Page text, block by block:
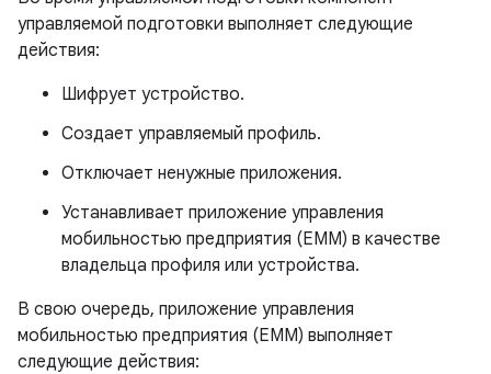
управляемой подготовки выполняет следующие
действия:
Шифрует устройство.
Создает управляемый профиль.
Отключает ненужные приложения.
Устанавливает приложение управления
мобильностью предприятия (EMM) в качестве
владельца профиля или устройства.
В свою очередь, приложение управления
мобильностью предприятия (EMM) выполняет
следующие действия: